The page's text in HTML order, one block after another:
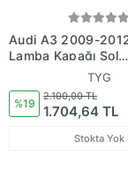
Audi A3 2009-
Lamba Kapağı Sol
Deliksiz (Tyg) (Adet)
(Oem
TYG
%19
2.100,00 TL
1.704,64 TL
Stokta Yok